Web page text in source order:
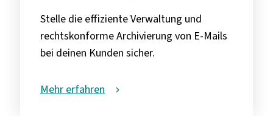
Stelle die effiziente Verwaltung und
rechtskonforme Archivierung von E-Mails
bei deinen Kunden sicher.
Mehr erfahren